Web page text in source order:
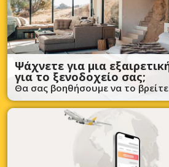
Ψάχνετε για μια
για το ξενοδοχείο σας;
Θα σας βοηθήσουμε να το βρείτε